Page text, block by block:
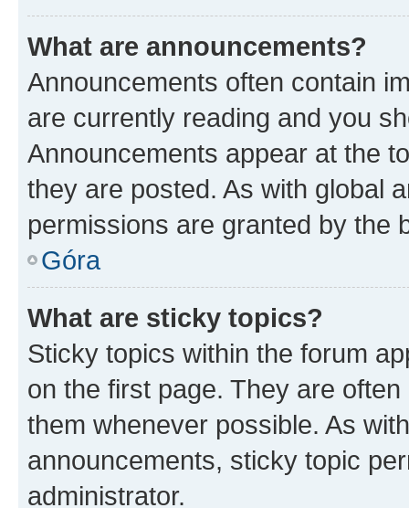
What are announcements?
Announcements often contain
are currently reading and you
Announcements appear at the
they are posted. As with global
permissions are granted by the
Góra
What are sticky topics?
Sticky topics within the forum
on the first page. They are
them whenever possible. As
announcements, sticky topic
administrator.